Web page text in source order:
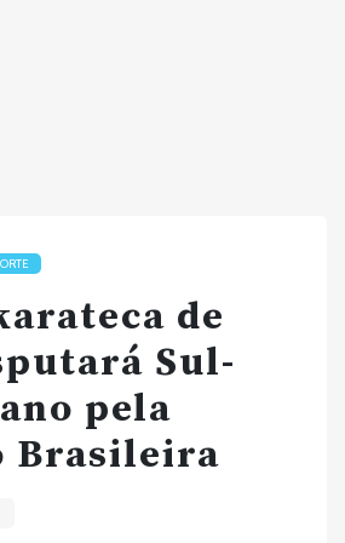
de
Sul-
pela
Brasileira